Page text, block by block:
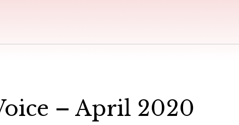
– April 2020